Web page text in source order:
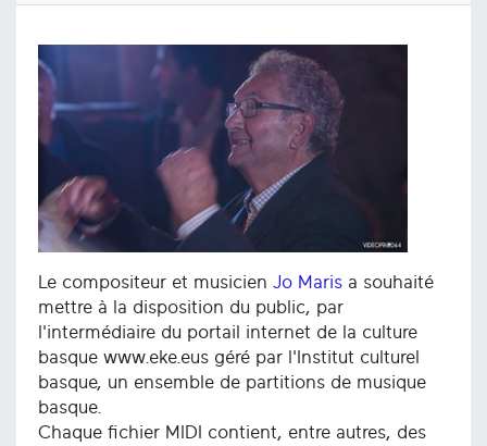
Le compositeur et musicien Jo Maris a souhaité
mettre à la disposition du public, par
l'intermédiaire du portail internet de la culture
basque www.eke.eus géré par l'Institut culturel
basque, un ensemble de partitions de musique
basque.
Chaque fichier MIDI contient, entre autres, des